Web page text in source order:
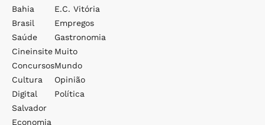
Bahia
Brasil
Saúde
Cineinsite
Concursos
Cultura
Digital
Salvador
Economia
E.c. Vitória
Empregos
Gastronomia
Muito
Mundo
Opinião
Política